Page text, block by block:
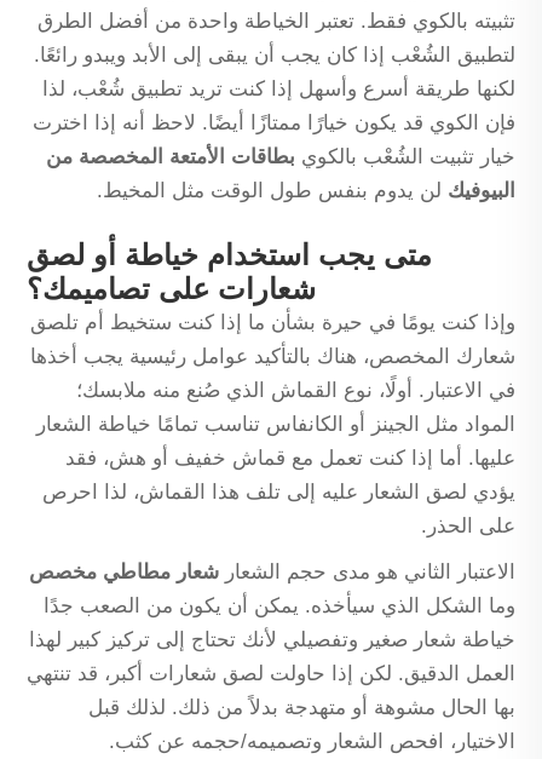
تثبيته بالكوي فقط. تعتبر الخياطة واحدة من أفضل الطرق
لتطبيق الشُعْب إذا كان يجب أن يبقى إلى الأبد ويبدو رائعًا.
لكنها طريقة أسرع وأسهل إذا كنت تريد تطبيق شُعْب، لذا
فإن الكوي قد يكون خيارًا ممتازًا أيضًا. لاحظ أنه إذا اخترت
خيار تثبيت الشُعْب بالكوي بطاقات الأمتعة المخصصة من
البيوفيك لن يدوم بنفس طول الوقت مثل المخيط.
متى يجب استخدام خياطة أو لصق
شعارات على تصاميمك؟
وإذا كنت يومًا في حيرة بشأن ما إذا كنت ستخيط أم تلصق
شعارك المخصص، هناك بالتأكيد عوامل رئيسية يجب أخذها
في الاعتبار. أولًا، نوع القماش الذي صُنع منه ملابسك؛
المواد مثل الجينز أو الكانفاس تناسب تمامًا خياطة الشعار
عليها. أما إذا كنت تعمل مع قماش خفيف أو هش، فقد
يؤدي لصق الشعار عليه إلى تلف هذا القماش، لذا احرص
على الحذر.
الاعتبار الثاني هو مدى حجم الشعار شعار مطاطي مخصص
وما الشكل الذي سيأخذه. يمكن أن يكون من الصعب جدًا
خياطة شعار صغير وتفصيلي لأنك تحتاج إلى تركيز كبير لهذا
العمل الدقيق. لكن إذا حاولت لصق شعارات أكبر، قد تنتهي
بها الحال مشوهة أو متهدجة بدلاً من ذلك. لذلك قبل
الاختيار، افحص الشعار وتصميمه/حجمه عن كثب.